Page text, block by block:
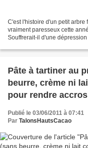
C'est l'histoire d'un petit
vraiment paresseux cette
Souffrerait-il d'une
Pâte à tartiner au
beurre, crème ni
pour rendre
Publié le 03/06/2011 à 07:41
Par TalonsHautsCacao